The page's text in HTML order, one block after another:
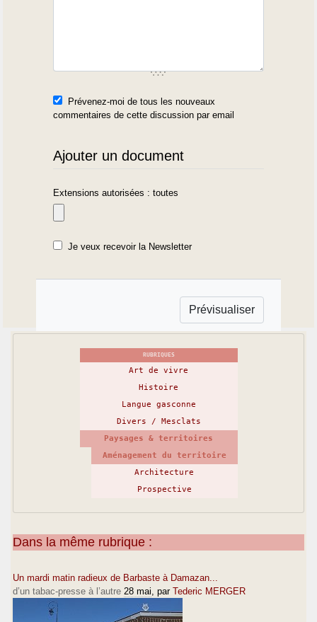
Prévenez-moi de tous les nouveaux
commentaires de cette discussion par email
Ajouter un document
Extensions autorisées : toutes
Je veux recevoir la Newsletter
RUBRIQUES
Art de vivre
Histoire
Langue gasconne
Divers / Mesclats
Paysages & territoires
Aménagement du territoire
Architecture
Prospective
Dans la même rubrique :
Un mardi matin radieux de Barbaste à Damazan...
d’un tabac-presse à l’autre 28 mai , par Tederic MERGER